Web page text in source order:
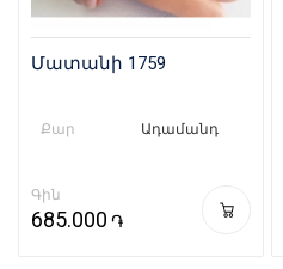
Մատանի 1759
Քար Ադամանդ
Գին
685.000 ֏